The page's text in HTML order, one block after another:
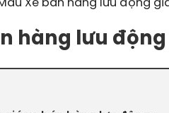
Xe bán hàng lưu động
hàng lưu